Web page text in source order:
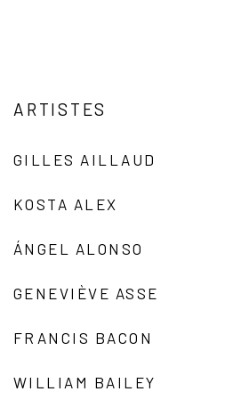
ARTISTES
GILLES AILLAUD
KOSTA ALEX
ÁNGEL ALONSO
GENEVIÈVE ASSE
FRANCIS BACON
WILLIAM BAILEY